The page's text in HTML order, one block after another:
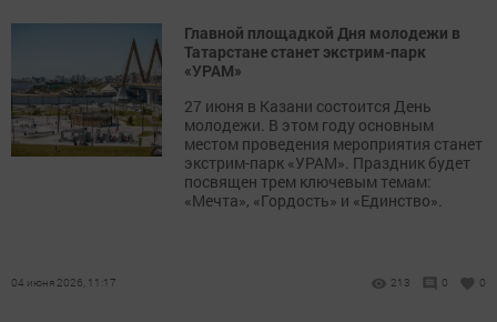
Главной площадкой Дня молодежи в
Татарстане станет экстрим-парк
«УРАМ»
27 июня в Казани состоится День
молодежи. В этом году основным
местом проведения мероприятия станет
экстрим-парк «УРАМ». Праздник будет
посвящен трем ключевым темам:
«Мечта», «Гордость» и «Единство».
04 июня 2026, 11:17 213 0 0